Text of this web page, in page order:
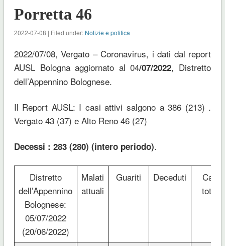
Porretta 46
2022-07-08 | Filed under: Notizie e politica
2022/07/08, Vergato – Coronavirus, i dati dal report
AUSL Bologna aggiornato al 04/07/2022, Distretto
dell’Appennino Bolognese.
Il Report AUSL: I casi attivi salgono a 386 (213) .
Vergato 43 (37) e Alto Reno 46 (27)
Decessi : 283 (280) (intero periodo).
Distretto
dell’Appennino
Bolognese:
05/07/2022
(20/06/2022)
Malati
attuali
Guariti Deceduti
Casi
totali